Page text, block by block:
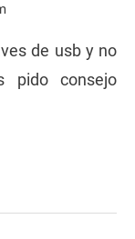
de usb y no
pido consejo